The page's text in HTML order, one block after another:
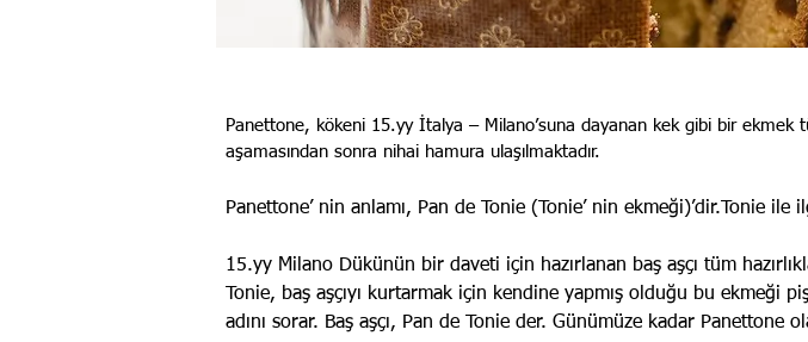
Panettone, kökeni 15.yy İtalya – Milano’suna dayanan kek gibi bir ekmek
aşamasından sonra nihai hamura ulaşılmaktadır.
Panettone’ nin anlamı, Pan de Tonie (Tonie’ nin ekmeği)’dir.Tonie
15.yy Milano Dükünün bir daveti için hazırlanan baş aşçı tüm
Tonie, baş aşçıyı kurtarmak için kendine yapmış olduğu bu ekmeği
adını sorar. Baş aşçı, Pan de Tonie der. Günümüze kadar Panettone